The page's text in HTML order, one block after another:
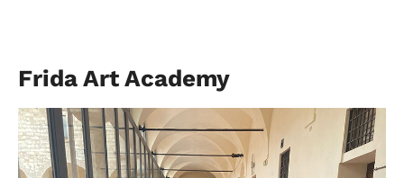
Frida Art Academy